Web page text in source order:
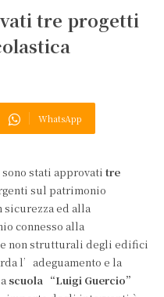
tre progetti
WhatsApp
stati approvati tre
sul patrimonio
sicurezza ed alla
connesso alla
non strutturali degli edifici
l’adeguamento e la
scuola “Luigi Guercio”